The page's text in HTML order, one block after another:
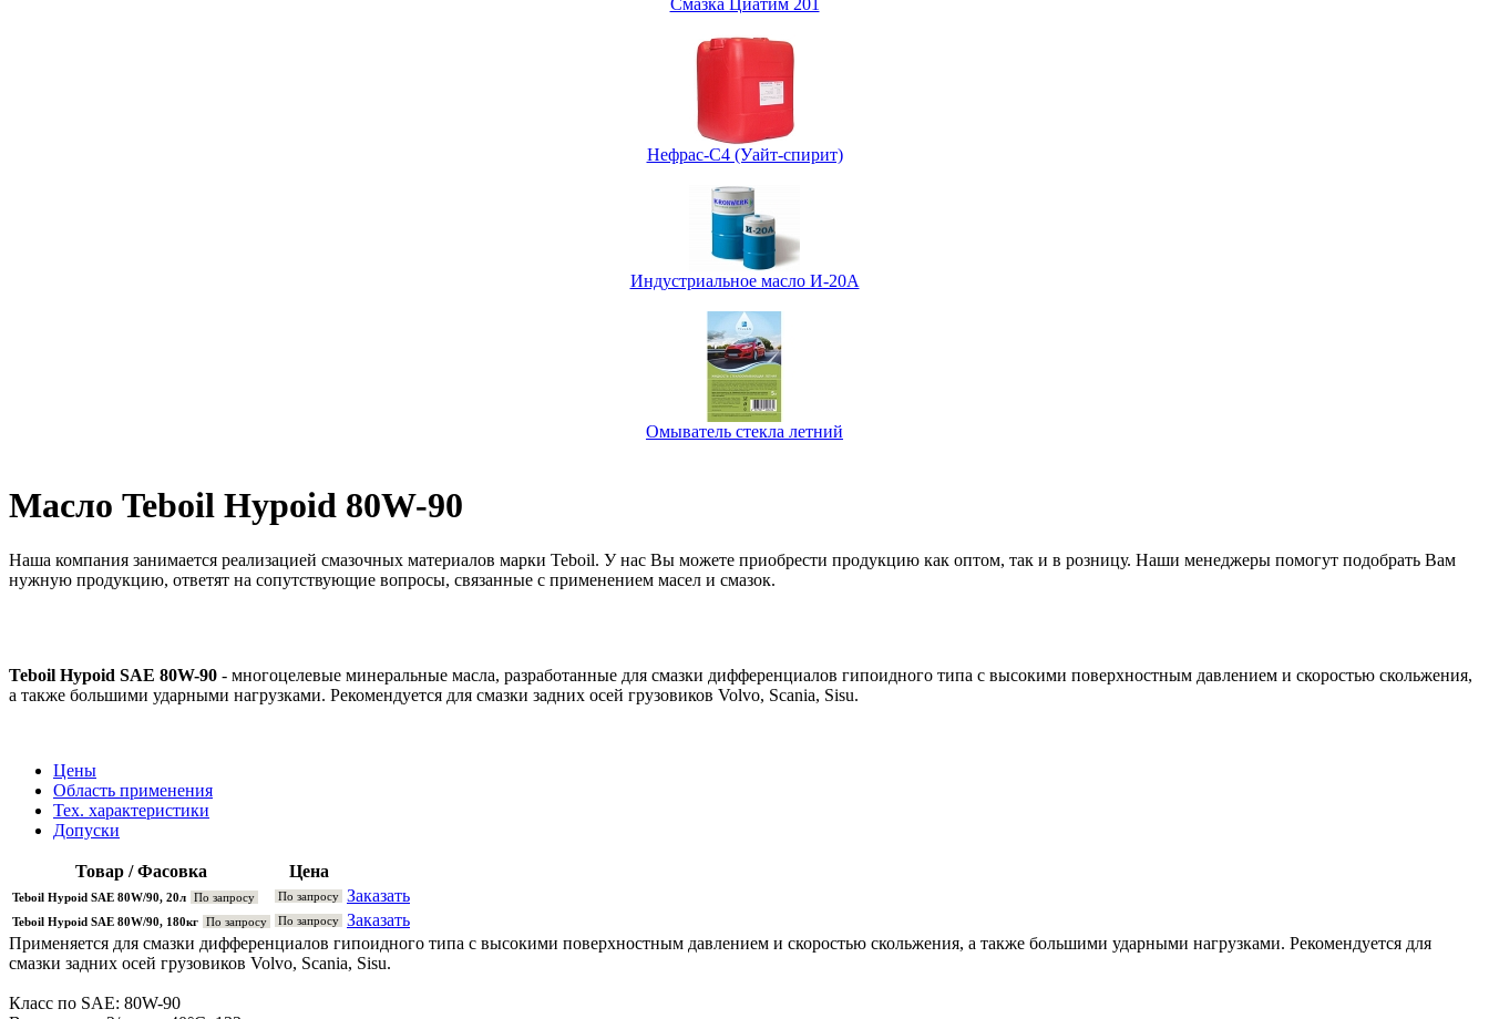
Смазка Циатим 201
Нефрас-С4 (Уайт-спирит)
Индустриальное масло И-20А
Омыватель стекла летний
Масло Teboil Hypoid 80W-90
Наша компания занимается реализацией смазочных материалов марки Teboil. У нас Вы можете приобрести продукцию как оптом, так и в розницу. Наши менеджеры помогут подобрать Вам
нужную продукцию, ответят на сопутствующие вопросы, связанные с применением масел и смазок.
Teboil Hypoid SAE 80W-90 - многоцелевые минеральные масла, разработанные для смазки дифференциалов гипоидного типа с высокими поверхностным давлением и скоростью скольжения,
а также большими ударными нагрузками. Рекомендуется для смазки задних осей грузовиков Volvo, Scania, Sisu.
Цены
Область применения
Тех. характеристики
Допуски
Товар / Фасовка Цена
Teboil Hypoid SAE 80W/90, 20л По запросу По запросу Заказать
Teboil Hypoid SAE 80W/90, 180кг По запросу По запросу Заказать
Применяется для смазки дифференциалов гипоидного типа с высокими поверхностным давлением и скоростью скольжения, а также большими ударными нагрузками. Рекомендуется для
смазки задних осей грузовиков Volvo, Scania, Sisu.
Класс по SAE: 80W-90